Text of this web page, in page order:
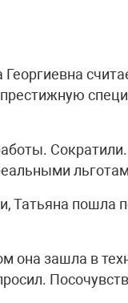
Татьяна пошла
она зашла в